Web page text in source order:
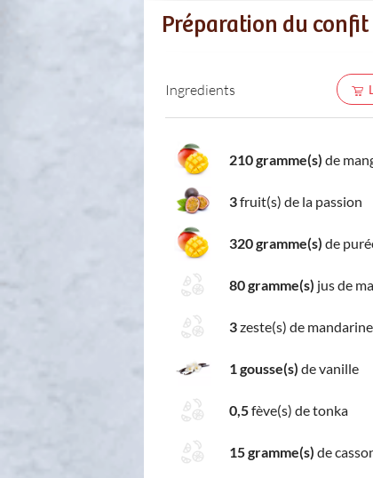
Préparation du
Ingredients
210 gramme(s) de
3fruit(s) de la passion
320 gramme(s) de
80 gramme(s) jus de
3zeste(s) de mandarine
1 gousse(s) de vanille
0,5fève(s) de tonka
15 gramme(s) de